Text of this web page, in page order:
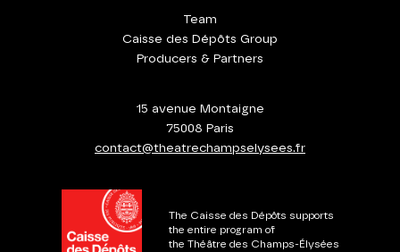
Team
Caisse des Dépôts Group
Producers & Partners
15 avenue Montaigne
75008 Paris
contact@theatrechampselysees.fr
The Caisse des Dépôts supports
the entire program of
the Théâtre des Champs-Élysées